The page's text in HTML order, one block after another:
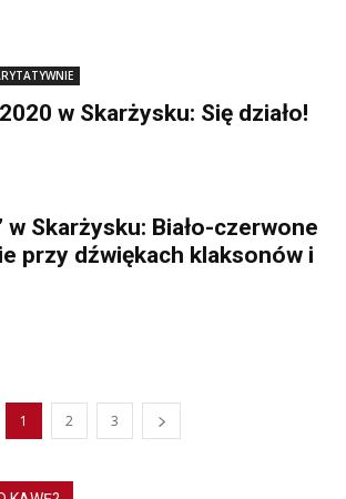
w Skarżysku: Się działo!
w Skarżysku: Biało-czerwone
przy dźwiękach klaksonów i
1 2 3